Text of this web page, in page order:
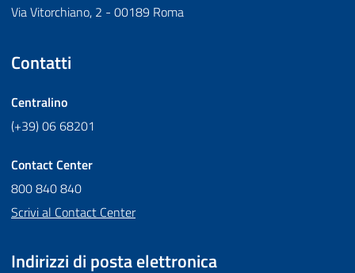
Via Vitorchiano, 2 - 00189 Roma
Contatti
Centralino
(+39) 06 68201
Contact Center
800 840 840
Scrivi al Contact Center
Indirizzi di posta elettronica